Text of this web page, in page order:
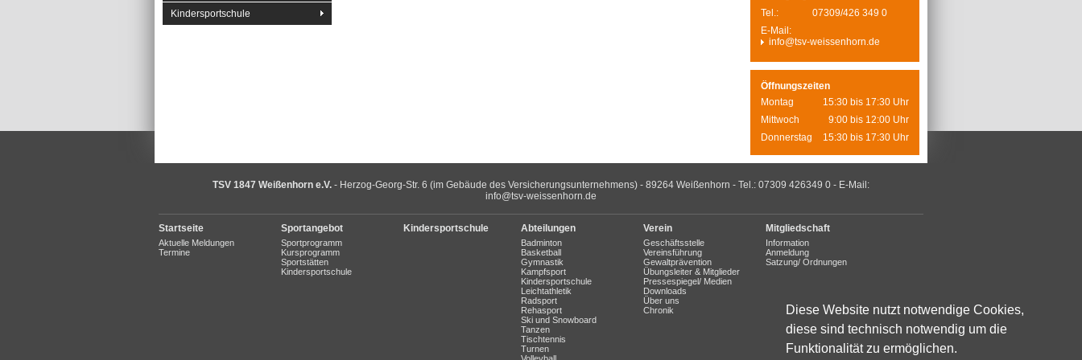
Diese Website nutzt notwendige Cookies,
diese sind technisch notwendig um die
Funktionalität zu ermöglichen.
Kindersportschule
Tel.:
07309/426 349 0
E-Mail:
info@tsv-weissenhorn.de
Öffnungszeiten
Montag
15:30 bis 17:30 Uhr
Mittwoch
9:00 bis 12:00 Uhr
Donnerstag
15:30 bis 17:30 Uhr
TSV 1847 Weißenhorn e.V. - Herzog-Georg-Str. 6 (im Gebäude des Versicherungsunternehmens) - 89264 Weißenhorn - Tel.: 07309 426349 0 - E-Mail:
info@tsv-weissenhorn.de
Startseite
Aktuelle Meldungen
Termine
Sportangebot
Sportprogramm
Kursprogramm
Sportstätten
Kindersportschule
Kindersportschule Abteilungen
Badminton
Basketball
Gymnastik
Kampfsport
Kindersportschule
Leichtathletik
Radsport
Rehasport
Ski und Snowboard
Tanzen
Tischtennis
Turnen
Verein
Geschäftsstelle
Vereinsführung
Gewaltprävention
Übungsleiter & Mitglieder
Pressespiegel/ Medien
Downloads
Über uns
Chronik
Mitgliedschaft
Information
Anmeldung
Satzung/ Ordnungen